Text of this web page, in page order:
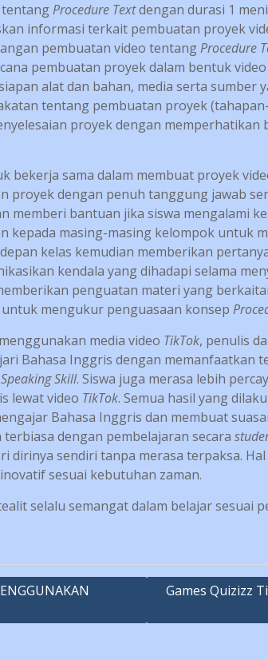
tentangProcedure Textdengan durasi 1
informasi terkait pembuatan proyek
pembuatan video tentangProcedure
pembuatan proyek dalam bentuk
alat dan bahan, media serta sumber
tentang pembuatan proyek
proyek dengan
bekerja sama dalam membuat proyek
proyek dengan penuh tanggung jawab
memberi bantuan jika siswa mengalami
kepada masing-masing kelompok untuk
kelas kemudian memberikan
kendala yang dihadapi selama
penguatan materi yang
mengukur penguasaan konsep
media video TikTok, penulis
Bahasa Inggris dengan memanfaatkan
Speaking Skill. Siswa juga merasa lebih
lewat video TikTok. Semua hasil yang
Bahasa Inggris dan membuat
dengan pembelajaran secara
dirinya sendiri tanpa merasa terpaksa.
sesuai kebutuhan zaman.
selalu semangat dalam belajar sesuai
Games Quizizz